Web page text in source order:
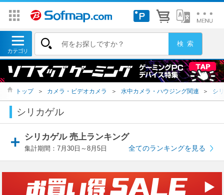
トップ ＞ カメラ・ビデオカメラ ＞ 水中カメラ・ハウジング関連 ＞ シ
シリカゲル
シリカゲル 売上ランキング
集計期間：7月30日～8月5日 全てのランキングを見る